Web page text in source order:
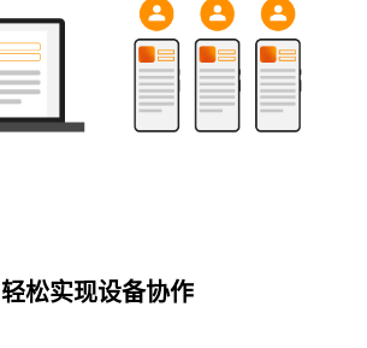
轻松实现设备协作